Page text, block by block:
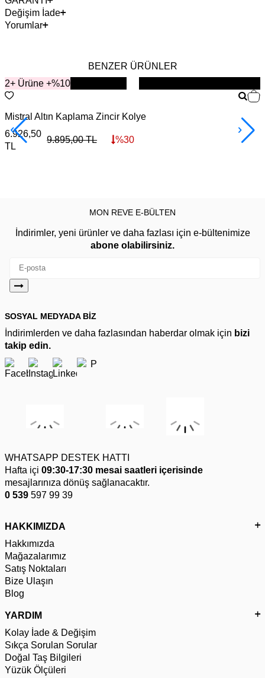
Değişim İade
Yorumlar
BENZER ÜRÜNLER
2+ Ürüne +%10
YENİ
Mistral Altın Kaplama Zincir Kolye
6.926,50
TL
9.895,00TL %30
MON REVE E-BÜLTEN
İndirimler, yeni ürünler ve daha fazlası için e-bültenimize
abone olabilirsiniz.
SOSYAL MEDYADA BİZ
İndirimlerden ve daha fazlasından haberdar olmak için bizi
takip edin.
WHATSAPP DESTEK HATTI
Hafta içi 09:30-17:30 mesai saatleri içerisinde
mesajlarınıza dönüş sağlanacaktır.
0 539 597 99 39
HAKKIMIZDA
Hakkımızda
Mağazalarımız
Satış Noktaları
Bize Ulaşın
Blog
YARDIM
Kolay İade & Değişim
Sıkça Sorulan Sorular
Doğal Taş Bilgileri
Yüzük Ölçüleri